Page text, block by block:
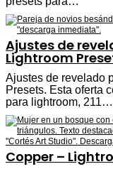
Ajustes de
Lightroom
Ajustes de revelado
Presets. Esta oferta
para lightroom, 211…
Copper –